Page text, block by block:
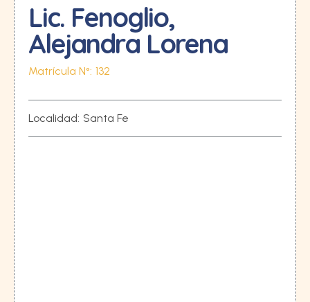
Lic. Fenoglio,
Alejandra Lorena
Matrícula N°: 132
Localidad: Santa Fe